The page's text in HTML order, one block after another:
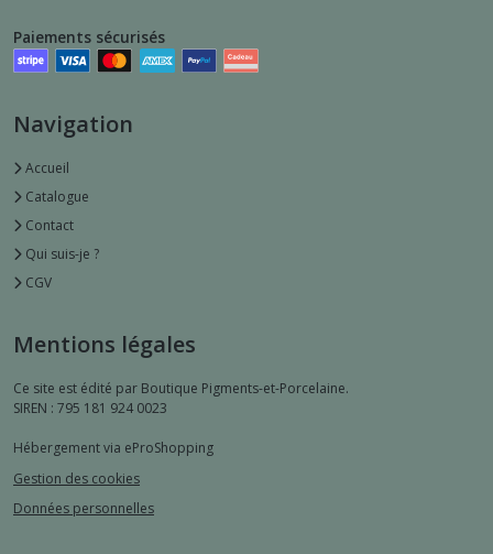
Paiements sécurisés
Navigation
Accueil
Catalogue
Contact
Qui suis-je ?
CGV
Mentions légales
Ce site est édité par Boutique Pigments-et-Porcelaine.
SIREN : 795 181 924 0023
Hébergement via eProShopping
Gestion des cookies
Données personnelles